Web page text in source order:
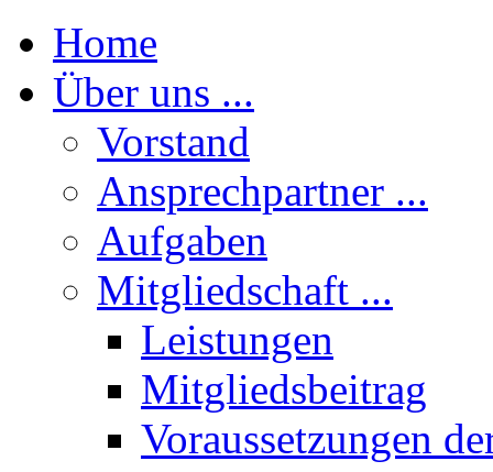
Home
Über uns ...
Vorstand
Ansprechpartner ...
Aufgaben
Mitgliedschaft ...
Leistungen
Mitgliedsbeitrag
Voraussetzungen